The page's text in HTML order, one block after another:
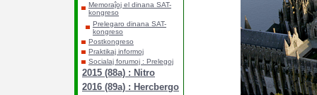
Memoraĵoj el dinana SAT-
kongreso
Prelegaro dinana SAT-
kongreso
Postkongreso
Praktikaj informoj
Socialaj forumoj : Prelegoj
2015 (88a) : Nitro
2016 (89a) : Hercbergo